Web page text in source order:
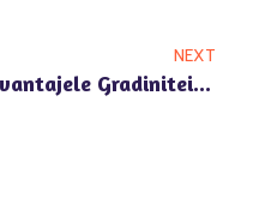
NEXT
Avantajele Gradinitei Cu Program Prelungit In Zona Pipera La Happy Univers